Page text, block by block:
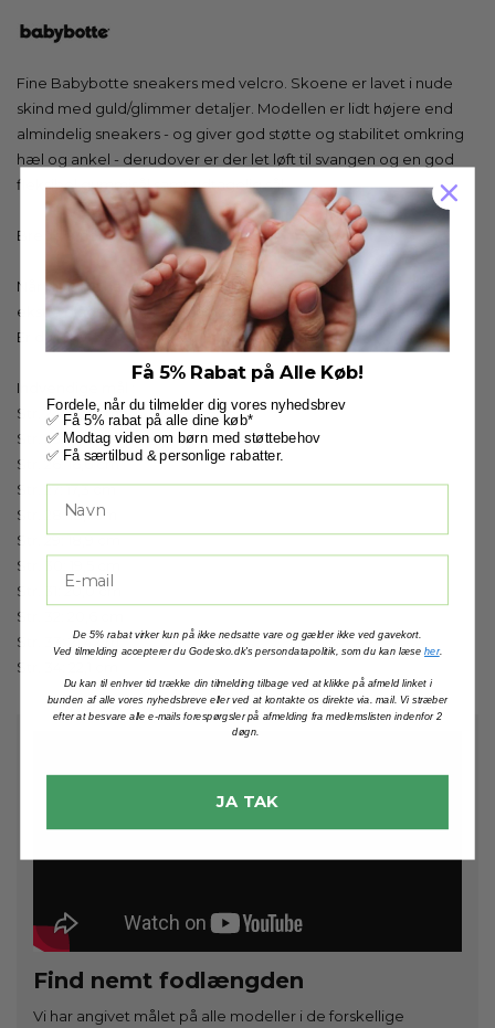
Fine Babybotte sneakers med velcro. Skoene er lavet i nude
skind med guld/glimmer detaljer. Modellen er lidt højere end
almindelig sneakers - og giver god støtte og stabilitet omkring
hæl og ankel - derudover er der let løft til svangen og en god
fleksibel gummisål samt udtagelig sål.
Bredde: normal.
Når dit barn har særlige støttebehov, skal du regne 0,5-1 cm.
ekstra plads udover fodens længde for den optimale støtte.
Er du i tvivl, så vejleder vi dig meget gerne
Indvendige mål :
Str. 24: 15,0 cm
Str. 25: 15,9 cm
Str. 26: 16,6 cm
Str. 27: 17,3 cm
Str. 28: 18,1 cm
Str. 29: 18,9 cm
Str. 30: 19,5 cm
Str. 31: 20,0 cm
Str. 32: 20,6 cm
Str. 33: 21,4 cm
Str. 34: 22,1 cm
Find nemt fodlængden
Vi har angivet målet på alle modeller i de forskellige
Få 5% Rabat på Alle Køb!
Fordele, når du tilmelder dig vores nyhedsbrev
✅ Få 5% rabat på alle dine køb*
✅ Modtag viden om børn med støttebehov
✅ Få særtilbud & personlige rabatter.
De 5% rabat virker kun på ikke nedsatte vare og gælder ikke ved gavekort.
Ved tilmelding accepterer du Godesko.dk's persondatapolitik, som du kan læseher.
Du kan til enhver tid trække din tilmelding tilbage ved at klikke på afmeld linket i
bunden af alle vores nyhedsbreve eller ved at kontakte os direkte via. mail. Vi stræber
efter at besvare alle e-mails forespørgsler på afmelding fra medlemslisten indenfor 2
døgn.
JA TAK